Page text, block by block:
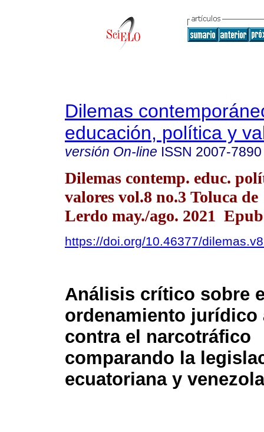
Dilemas
educación, política y
versión On-line ISSN 2007-7890
Dilemas contemp. educ.
valores vol.8 no.3 Toluca de
Lerdo may./ago. 2021
https://doi.org/10.46377/
Análisis crítico sobre
ordenamiento jurídico
contra el narcotráfico
comparando la
ecuatoriana y